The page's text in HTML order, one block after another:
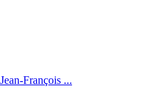
François ...